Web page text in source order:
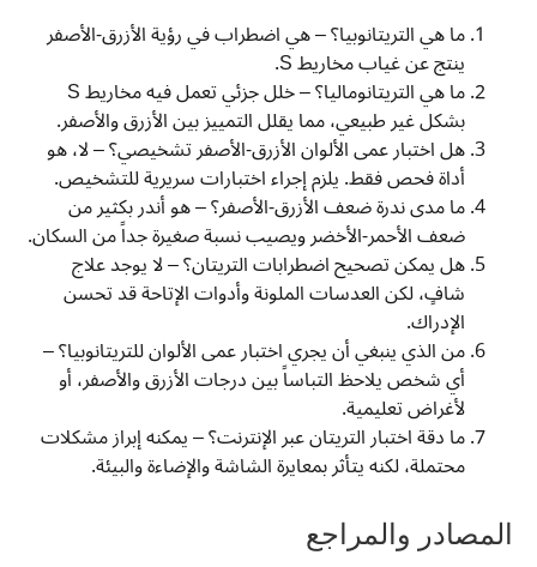
ما هي التريتانوبيا؟ – هي اضطراب في رؤية الأزرق-الأصفر
ينتج عن غياب مخاريط S.
ما هي التريتانوماليا؟ – خلل جزئي تعمل فيه مخاريط S
بشكل غير طبيعي، مما يقلل التمييز بين الأزرق والأصفر.
هل اختبار عمى الألوان الأزرق-الأصفر تشخيصي؟ – لا، هو
أداة فحص فقط. يلزم إجراء اختبارات سريرية للتشخيص.
ما مدى ندرة ضعف الأزرق-الأصفر؟ – هو أندر بكثير من
ضعف الأحمر-الأخضر ويصيب نسبة صغيرة جداً من السكان.
هل يمكن تصحيح اضطرابات التريتان؟ – لا يوجد علاج
شافٍ، لكن العدسات الملونة وأدوات الإتاحة قد تحسن
الإدراك.
من الذي ينبغي أن يجري اختبار عمى الألوان للتريتانوبيا؟ –
أي شخص يلاحظ التباساً بين درجات الأزرق والأصفر، أو
لأغراض تعليمية.
ما دقة اختبار التريتان عبر الإنترنت؟ – يمكنه إبراز مشكلات
محتملة، لكنه يتأثر بمعايرة الشاشة والإضاءة والبيئة.
المصادر والمراجع